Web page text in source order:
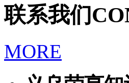
联系我们
MORE